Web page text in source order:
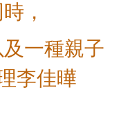
，
一種親子
李佳曄